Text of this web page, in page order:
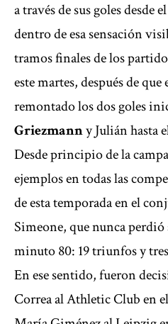
a través de sus goles desde
dentro de esa sensación
tramos finales de los
este martes, después de
remontado los dos goles
Griezmanny Julián hasta
Desde principio de la
ejemplos en todas las
de esta temporada en el
Simeone, que nunca perdió
minuto 80: 19 triunfos y
En ese sentido, fueron
Correa al Athletic Club en